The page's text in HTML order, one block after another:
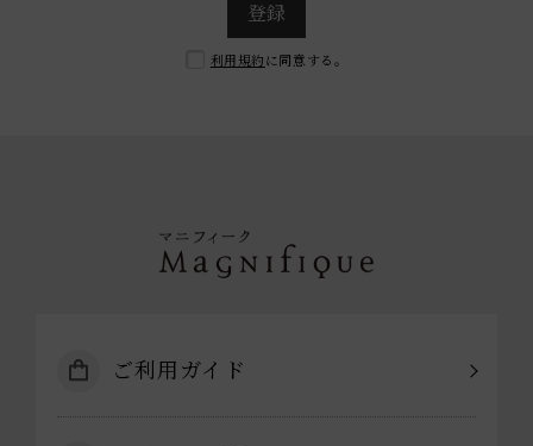
登録
利用規約 に同意する。
ご利用ガイド